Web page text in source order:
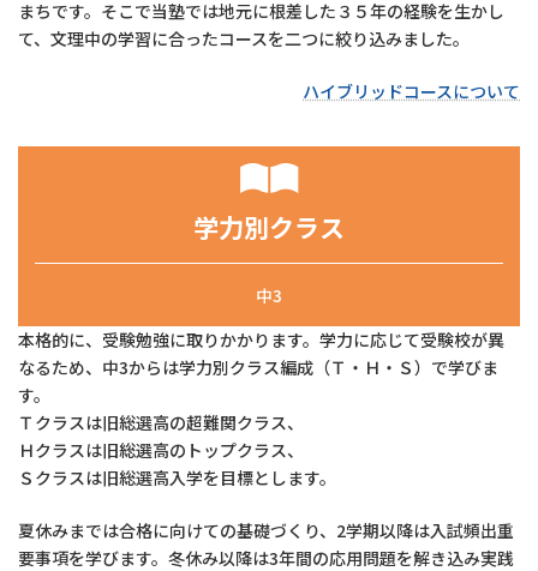
まちです。そこで当塾では地元に根差した３５年の経験を生かし
て、文理中の学習に合ったコースを二つに絞り込みました。
ハイブリッドコースについて
学力別クラス
中3
本格的に、受験勉強に取りかかります。学力に応じて受験校が異
なるため、中3からは学力別クラス編成（Ｔ・Ｈ・Ｓ）で学びま
す。
Ｔクラスは旧総選高の超難関クラス、
Ｈクラスは旧総選高のトップクラス、
Ｓクラスは旧総選高入学を目標とします。
夏休みまでは合格に向けての基礎づくり、2学期以降は入試頻出重
要事項を学びます。冬休み以降は3年間の応用問題を解き込み実践